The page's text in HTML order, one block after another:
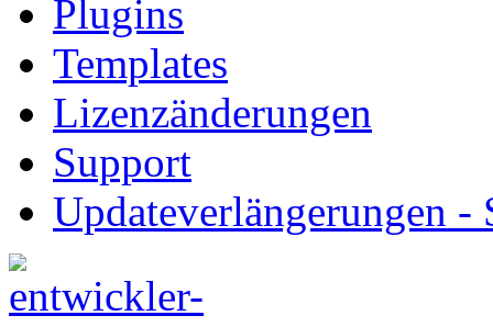
Plugins
Templates
Lizenzänderungen
Support
Updateverlängerungen -